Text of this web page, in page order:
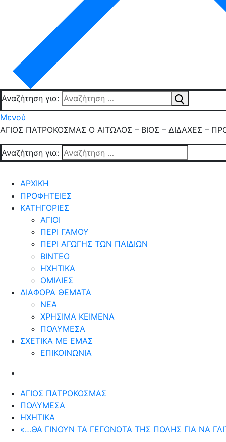
Αναζήτηση για:
Μενού
ΑΓΙΟΣ ΠΑΤΡΟΚΟΣΜΑΣ Ο ΑΙΤΩΛΟΣ – ΒΙΟΣ – ΔΙΔΑΧΕΣ –
Αναζήτηση για:
ΑΡΧΙΚΗ
ΠΡΟΦΗΤΕΙΕΣ
ΚΑΤΗΓΟΡΙΕΣ
ΑΓΙΟΙ
ΠΕΡΙ ΓΑΜΟΥ
ΠΕΡΙ ΑΓΩΓΗΣ ΤΩΝ ΠΑΙΔΙΩΝ
ΒΙΝΤΕΟ
ΗΧΗΤΙΚΑ
ΟΜΙΛΙΕΣ
ΔΙΑΦΟΡΑ ΘΕΜΑΤΑ
ΝΕΑ
ΧΡΗΣΙΜΑ ΚΕΙΜΕΝΑ
ΠΟΛΥΜΕΣΑ
ΣΧΕΤΙΚΑ ΜΕ ΕΜΑΣ
ΕΠΙΚΟΙΝΩΝΙΑ
ΆΓΙΟΣ ΠΑΤΡΟΚΟΣΜΆΣ
ΠΟΛΥΜΈΣΑ
ΗΧΗΤΙΚΆ
«…ΘΑ ΓΙΝΟΥΝ ΤΑ ΓΕΓΟΝΟΤΑ ΤΗΣ ΠΟΛΗΣ ΓΙΑ ΝΑ